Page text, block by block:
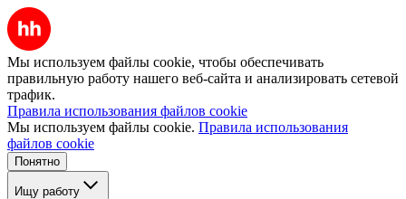
Мы используем файлы cookie, чтобы обеспечивать
правильную работу нашего веб-сайта и анализировать сетевой
трафик.
Правила использования файлов cookie
Мы используем файлы cookie. Правила использования
файлов cookie
Понятно
Ищу работу